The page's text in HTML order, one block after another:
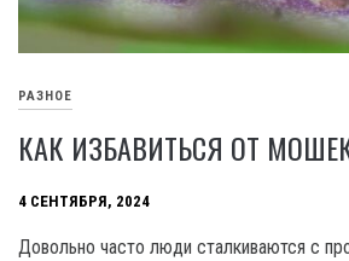
РАЗНОЕ
КАК ИЗБАВИТЬСЯ ОТ
4 СЕНТЯБРЯ, 2024
Довольно часто люди сталкиваются с